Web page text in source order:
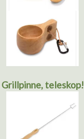
Grillpinne, teleskop!